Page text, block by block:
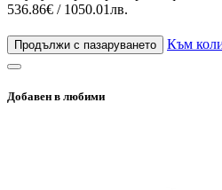
536.86€ / 1050.01лв.
Продължи с пазаруването Към
Добавен в любими